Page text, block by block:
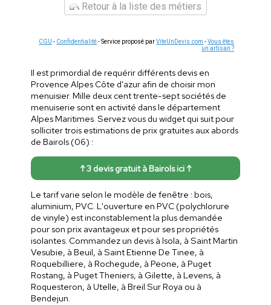
Retour à la liste des métiers
CGU - Confidentialité- Service proposé parViteUnDevis.com -Vous êtes
un artisan ?
Il est primordial de requérir différents devis en
Provence Alpes Côte d'azur afin de choisir mon
menuisier. Mille deux cent trente-sept sociétés de
menuiserie sont en activité dans le département
Alpes Maritimes. Servez vous du widget qui suit pour
solliciter trois estimations de prix gratuites aux abords
de Bairols (06) :
↑ 3 devis gratuit à Bairols ici ↑
Le tarif varie selon le modèle de fenêtre : bois,
aluminium, PVC. L'ouverture en PVC (polychlorure
de vinyle) est inconstablement la plus demandée
pour son prix avantageux et pour ses propriétés
isolantes. Commandez un devis à Isola, à Saint Martin
Vesubie, à Beuil, à Saint Etienne De Tinee, à
Roquebilliere, à Rochegude, à Peone, à Puget
Rostang, à Puget Theniers, à Gilette, à Levens, à
Roquesteron, à Utelle, à Breil Sur Roya ou à
Bendejun.